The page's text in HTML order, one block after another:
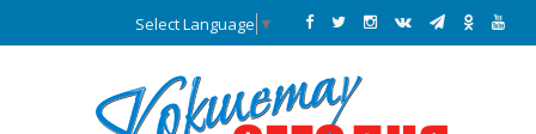
Select Language ▼